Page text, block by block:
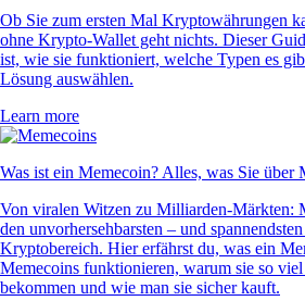
Ob Sie zum ersten Mal Kryptowährungen
ohne Krypto-Wallet geht nichts. Dieser
ist, wie sie funktioniert, welche Typen es
Lösung auswählen.
Learn more
Was ist ein Memecoin? Alles, was Sie über
Von viralen Witzen zu Milliarden-Märkten:
den unvorhersehbarsten – und
Kryptobereich. Hier erfährst du, was ein
Memecoins funktionieren, warum sie so
bekommen und wie man sie sicher kauft.